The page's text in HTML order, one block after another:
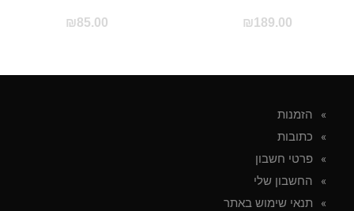
₪85.00 ₪189.00
הזמנות
כתובות
פרטי חשבון
החשבון שלי
תנאי שימוש באתר